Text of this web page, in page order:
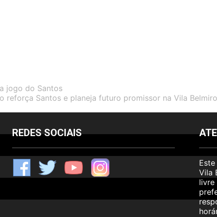
jogo do Santos
reforça Santos e planeja futuro promissor na Vila
REDES SOCIAIS
F T Y I
Vila
livre